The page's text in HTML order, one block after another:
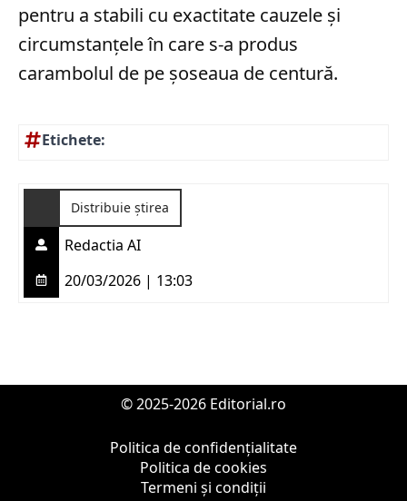
pentru a stabili cu exactitate cauzele și
circumstanțele în care s-a produs
carambolul de pe șoseaua de centură.
Etichete:
Distribuie știrea
Redactia AI
20/03/2026 | 13:03
© 2025-2026 Editorial.ro
Politica de confidențialitate
Politica de cookies
Termeni și condiții